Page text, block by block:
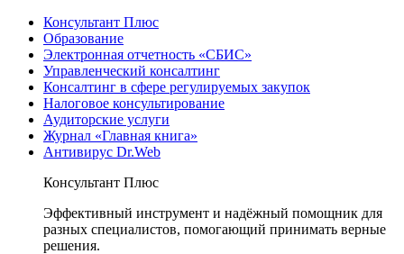
Консультант Плюс
Образование
Электронная отчетность «СБИС»
Управленческий консалтинг
Консалтинг в сфере регулируемых закупок
Налоговое консультирование
Аудиторские услуги
Журнал «Главная книга»
Антивирус Dr.Web
Консультант Плюс
Эффективный инструмент и надёжный помощник для
разных специалистов, помогающий принимать верные
решения.